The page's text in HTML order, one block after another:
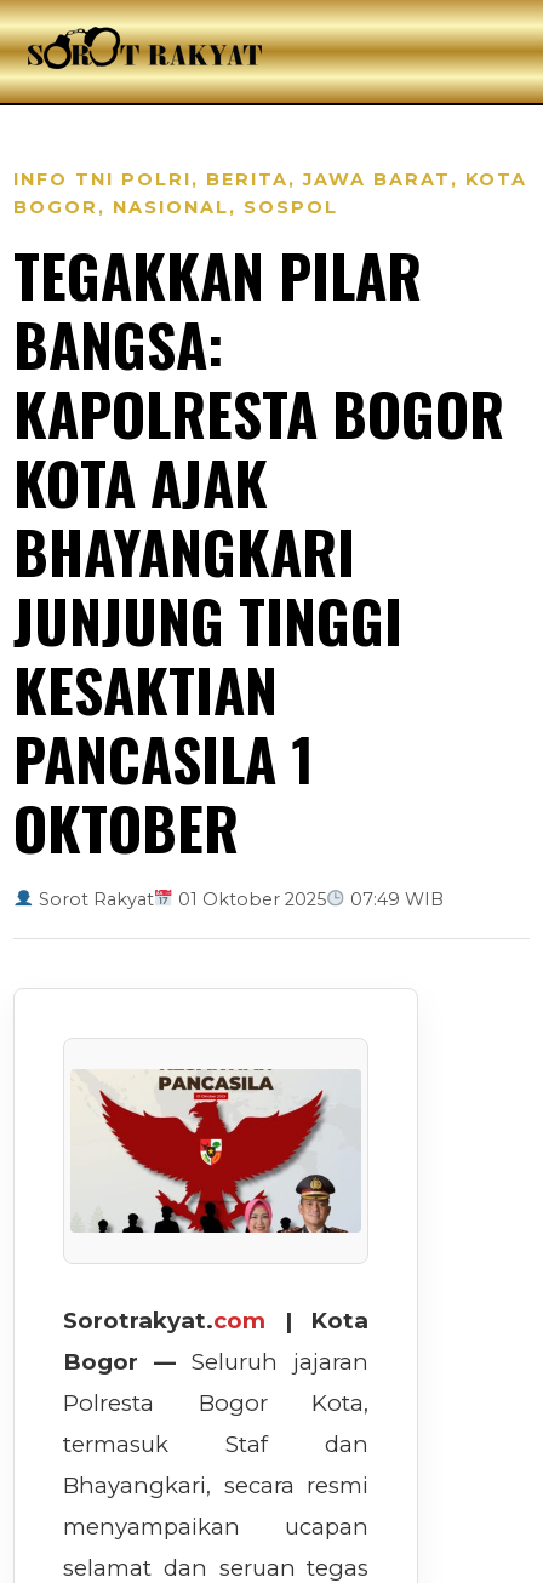
INFO TNI POLRI, BERITA,JAWA BARAT , KOTA
BOGOR , NASIONAL, SOSPOL
TEGAKKAN PILAR
BANGSA:
KAPOLRESTA BOGOR
KOTA AJAK
BHAYANGKARI
JUNJUNG TINGGI
KESAKTIAN
PANCASILA 1
OKTOBER
Sorot Rakyat 01 Oktober 2025 07:49 WIB
Sorotrakyat.com | Kota
Bogor —Seluruh jajaran
Polresta Bogor Kota,
termasuk Staf dan
Bhayangkari, secara resmi
menyampaikan ucapan
selamat dan seruan tegas